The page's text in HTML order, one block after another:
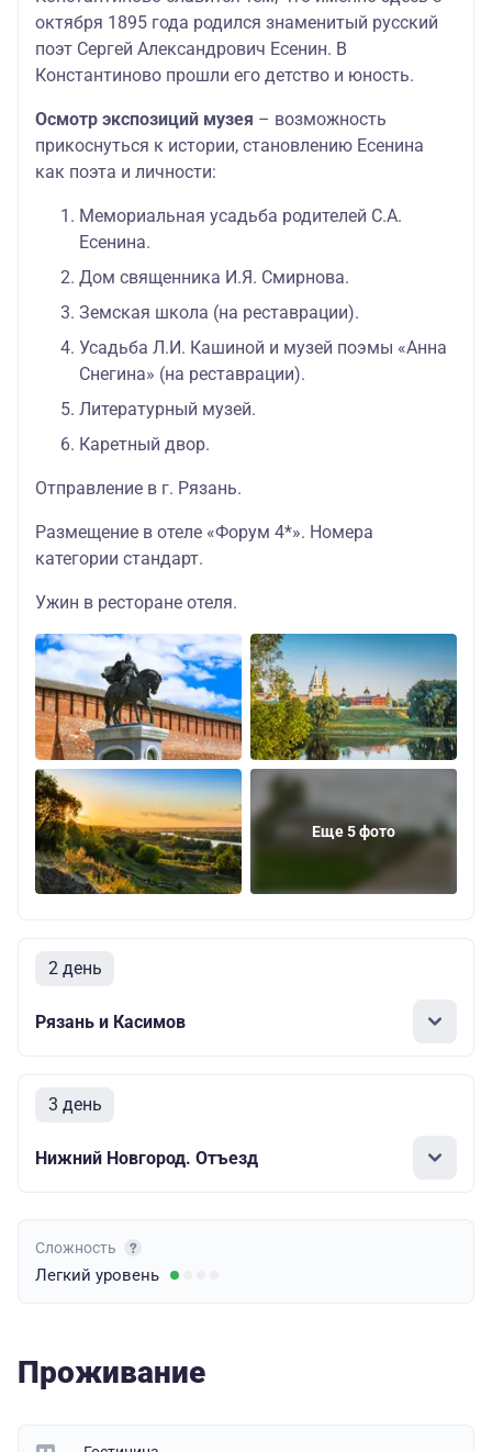
октября 1895 года родился знаменитый русский
поэт Сергей Александрович Есенин. В
Константиново прошли его детство и юность.
Осмотр экспозиций музея – возможность
прикоснуться к истории, становлению Есенина
как поэта и личности:
Мемориальная усадьба родителей С.А.
Есенина.
Дом священника И.Я. Смирнова.
Земская школа (на реставрации).
Усадьба Л.И. Кашиной и музей поэмы «Анна
Снегина» (на реставрации).
Литературный музей.
Каретный двор.
Отправление в г. Рязань.
Размещение в отеле «Форум 4*». Номера
категории стандарт.
Ужин в ресторане отеля.
Еще 5 фото
2 день
Рязань и Касимов
3 день
Нижний Новгород. Отъезд
Сложность
Легкий уровень
Проживание